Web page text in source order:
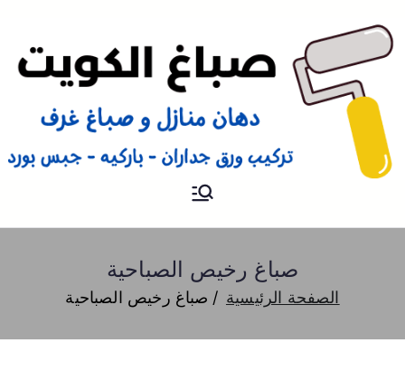
صباغ
صباغ رخيص الصباحية
الصفحة الرئيسية صباغ رخيص الصباحية